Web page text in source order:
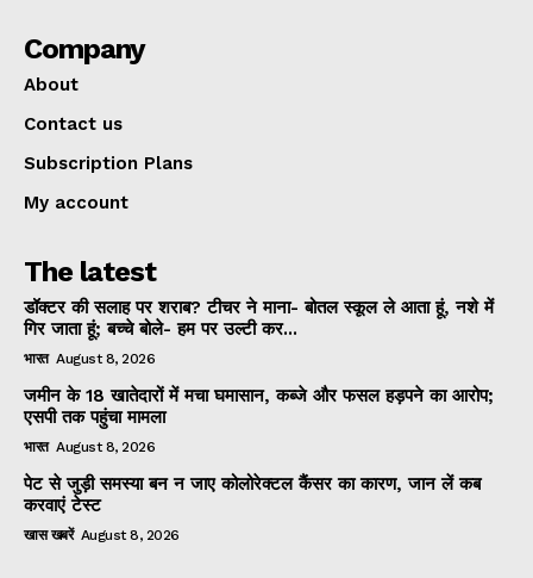
Company
About
Contact us
Subscription Plans
My account
The latest
डॉक्टर की सलाह पर शराब? टीचर ने माना- बोतल स्कूल ले आता हूं, नशे में
गिर जाता हूं; बच्चे बोले- हम पर उल्टी कर...
भारत August 8, 2026
जमीन के 18 खातेदारों में मचा घमासान, कब्जे और फसल हड़पने का आरोप;
एसपी तक पहुंचा मामला
भारत August 8, 2026
पेट से जुड़ी समस्या बन न जाए कोलोरेक्टल कैंसर का कारण, जान लें कब
करवाएं टेस्ट
खास खबरें August 8, 2026